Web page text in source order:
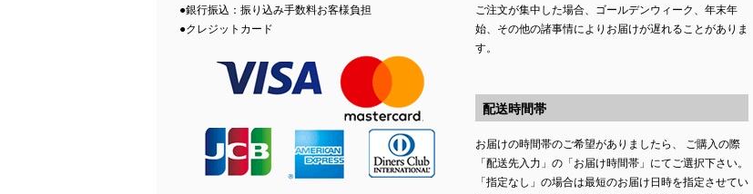
●銀行振込：振り込み手数料お客様負担
●クレジットカード
ご注文が集中した場合、ゴールデンウィーク、年末年
始、その他の諸事情によりお届けが遅れることがありま
す。
配送時間帯
お届けの時間帯のご希望がありましたら、 ご購入の際
「配送先入力」の「お届け時間帯」にてご選択下さい。
「指定なし」の場合は最短のお届け日時を指定させてい